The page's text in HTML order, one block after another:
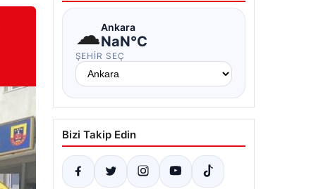
☁Ankara
NaN°C
ŞEHIR SEÇ
Bizi Takip Edin